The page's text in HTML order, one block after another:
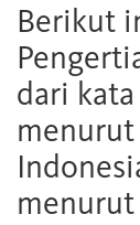
Berikut
dari
menurut
menurut